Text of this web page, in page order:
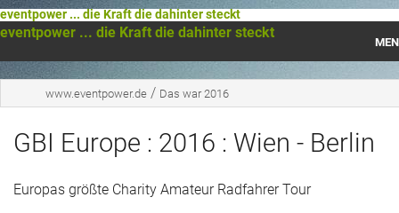
eventpower ... die Kraft die dahinter steckt
eventpower ... die Kraft die dahinter steckt
Startseite
www.eventpower.de / Das war 2016
GBI Europe : 2016 : Wien - Berlin
Europas größte Charity Amateur Radfahrer Tour